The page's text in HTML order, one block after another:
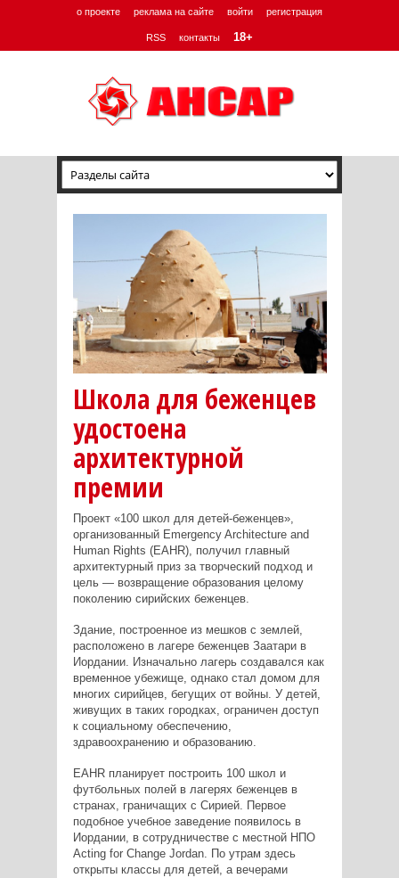
о проекте реклама на сайте войти регистрация
RSS контакты 18+
Школа для беженцев
удостоена
архитектурной
премии
Проект «100 школ для детей-беженцев»,
организованный Emergency Architecture and
Human Rights (EAHR), получил главный
архитектурный приз за творческий подход и
цель — возвращение образования целому
поколению сирийских беженцев.
Здание, построенное из мешков с землей,
расположено в лагере беженцев Заатари в
Иордании. Изначально лагерь создавался как
временное убежище, однако стал домом для
многих сирийцев, бегущих от войны. У детей,
живущих в таких городках, ограничен доступ
к социальному обеспечению,
здравоохранению и образованию.
EAHR планирует построить 100 школ и
футбольных полей в лагерях беженцев в
странах, граничащих с Сирией. Первое
подобное учебное заведение появилось в
Иордании, в сотрудничестве с местной НПО
Acting for Change Jordan. По утрам здесь
открыты классы для детей, а вечерами